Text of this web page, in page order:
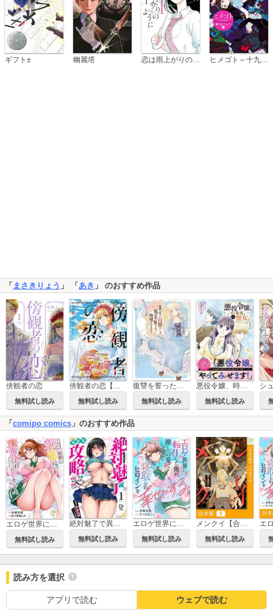
ギフト± 幽麗塔
「 まさきりょう 」 「あき 」 のおすすめ作品
傍観者の恋
無料試し読み
傍観者の恋【単話売】
無料試し読み
復讐を誓った白猫は竜王の膝の上で惰眠をむさぼる
無料試し読み
悪役令嬢、時々本気、のち聖女。（コミック）【電子版特典付】
無料試し読み
「 comipo comics 」のおすすめ作品
無料試し読み
絶対魅了で異世界攻略！～高慢女わからせハーレム計画～【電子単行本】
無料試し読み
エロゲ世界に転生した俺が、推しへの愛で寝取られヒロインを幸せにする。
無料試し読み
メンクイ【合本版】
無料試し読み
読み方を選択
アプリで読む ウェブで読む